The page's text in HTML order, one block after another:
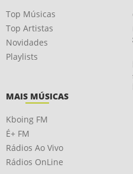
Top Músicas
Top Artistas
Novidades
Playlists
MAIS MÚSICAS
Kboing FM
É+ FM
Rádios Ao Vivo
Rádios OnLine